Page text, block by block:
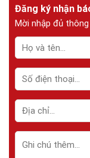
Đăng ký nhận
Mời nhập đủ